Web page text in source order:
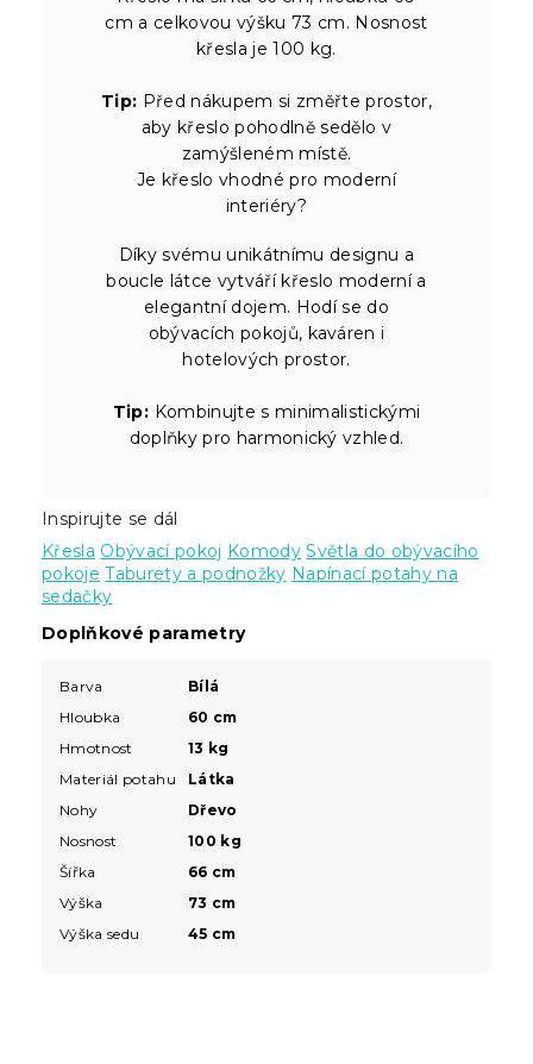
cm a celkovou výšku 73 cm. Nosnost
křesla je 100 kg.
Tip: Před nákupem si změřte prostor,
aby křeslo pohodlně sedělo v
zamýšleném místě.
Je křeslo vhodné pro moderní
interiéry?
Díky svému unikátnímu designu a
boucle látce vytváří křeslo moderní a
elegantní dojem. Hodí se do
obývacích pokojů, kaváren i
hotelových prostor.
Tip: Kombinujte s minimalistickými
doplňky pro harmonický vzhled.
Inspirujte se dál
Křesla Obývací pokoj Komody Světla do obývacího
pokoje Taburety a podnožky Napínací potahy na
sedačky
Doplňkové parametry
Barva
Bílá
Hloubka
60 cm
Hmotnost
13 kg
Materiál potahu
Látka
Nohy
Dřevo
Nosnost
100 kg
Šířka
66 cm
Výška
73 cm
Výška sedu
45 cm